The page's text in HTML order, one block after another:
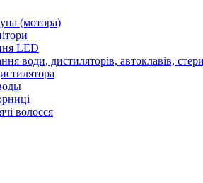
(мотора)
LED
води, дистиляторів, автоклавів,
волосся